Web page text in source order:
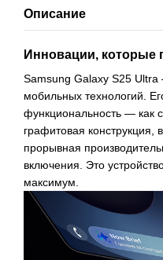
Описание
Инновации, которые
Samsung Galaxy S25
мобильных технологий.
функциональность — как
графитовая
прорывная
включения. Это
максимум.